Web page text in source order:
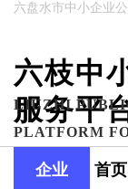
六盘水市中小企业
六枝中
服务平
LIUZHI
PLATFORM
企业 首页